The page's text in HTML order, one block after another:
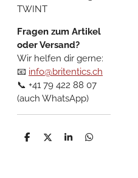
TWINT
Fragen zum Artikel
oder Versand?
Wir helfen dir gerne:
📧 info@britentics.ch
📞 +41 79 422 88 07
(auch WhatsApp)
T
T
T
T